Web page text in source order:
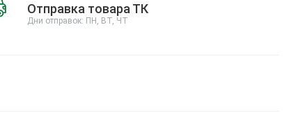
Отправка товара ТК
Дни отправок: ПН, ВТ, ЧТ